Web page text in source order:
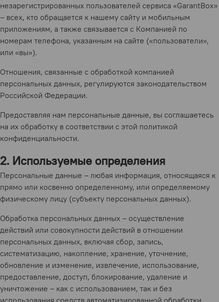
незарегистрированных пользователей сервиса «GarantBox»
– всех, кто обращается к нашему сайту и мобильным
приложениям, а также связывается с Компанией по
номерам телефона, указанным на сайте («пользователи»,
или «вы»).
Отношения, связанные с обработкой компанией
персональных данных, регулируются законодательством
Российской Федерации.
Предоставляя нам персональные данные, вы соглашаетесь
на их обработку в соответствии с этой политикой
конфиденциальности.
2. Используемые определения
Персональные данные – любая информация, относящаяся к
прямо или косвенно определенному, или определяемому
физическому лицу (субъекту персональных данных).
Обработка персональных данных – осуществление
действий или совокупности действий в отношении
персональных данных, включая сбор, запись,
систематизацию, накопление, хранение, уточнение,
обновление и изменение, извлечение, использование,
предоставление, доступ, блокирование, удаление и
уничтожение – как с использованием, так и без
использования средств автоматизированной обработки